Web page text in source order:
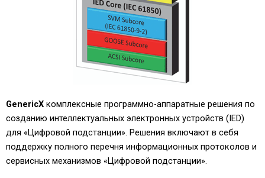
GenericX комплексные программно-аппаратные решения по
созданию интеллектуальных электронных устройств (IED)
для «Цифровой подстанции». Решения включают в себя
поддержку полного перечня информационных протоколов и
сервисных механизмов «Цифровой подстанции».